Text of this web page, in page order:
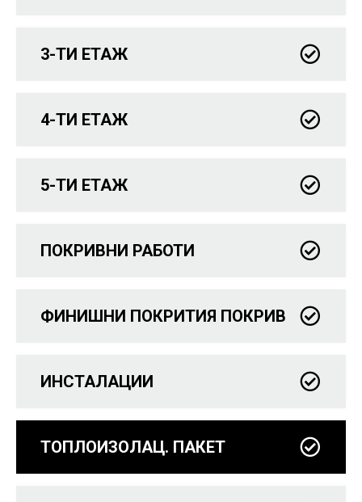
3-ТИ ЕТАЖ
4-ТИ ЕТАЖ
5-ТИ ЕТАЖ
ПОКРИВНИ РАБОТИ
ФИНИШНИ ПОКРИТИЯ ПОКРИВ
ИНСТАЛАЦИИ
ТОПЛОИЗОЛАЦ. ПАКЕТ